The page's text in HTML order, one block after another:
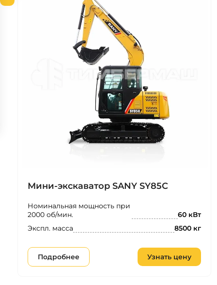
Мини-экскаватор SANY SY85C
Номинальная мощность при
2000 об/мин.
60 кВт
Экспл. масса 8500 кг
Подробнее Узнать цену